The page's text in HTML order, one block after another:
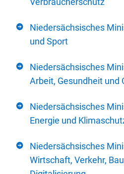
Niedersächsisches
und Sport
Niedersächsisches
Arbeit, Gesundheit und
Niedersächsisches
Energie und
Niedersächsisches
Wirtschaft, Verkehr,